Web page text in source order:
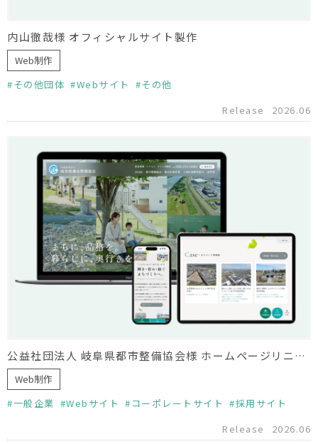
内山徹哉様 オフィシャルサイト製作
Web制作
その他団体
Webサイト
その他
Release
2026.06
公益社団法人 岐阜県都市整備協会様 ホームページリニューアル
Web制作
一般企業
Webサイト コーポレートサイト
採用サイト
Release
2026.06